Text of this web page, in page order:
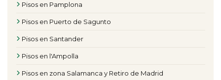
Pisos en Pamplona
Pisos en Puerto de Sagunto
Pisos en Santander
Pisos en l'Ampolla
Pisos en zona Salamanca y Retiro de Madrid